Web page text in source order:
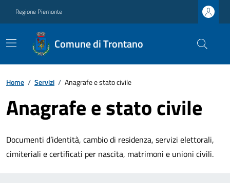
Regione Piemonte
Comune di Trontano
Home / Servizi / Anagrafe e stato civile
Anagrafe e stato civile
Documenti d’identità, cambio di residenza, servizi elettorali,
cimiteriali e certificati per nascita, matrimoni e unioni civili.